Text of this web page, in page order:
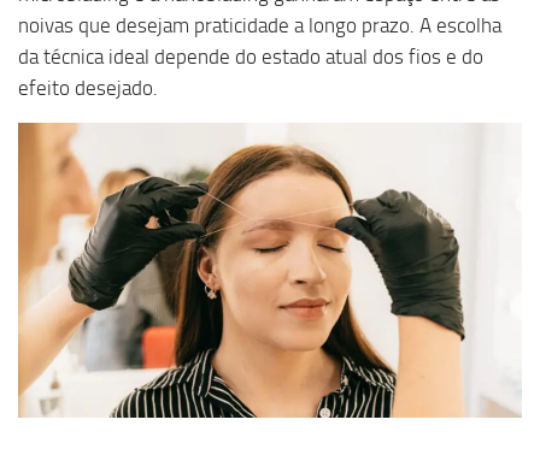
noivas que desejam praticidade a longo prazo. A escolha
da técnica ideal depende do estado atual dos fios e do
efeito desejado.